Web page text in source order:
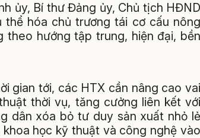
ủy, Bí thư Đảng ủy, Chủ tịch HĐND
hóa chủ trương tái cơ cấu nông
theo hướng tập trung, hiện đại, bền
gian tới, các HTX cần nâng cao vai
thời vụ, tăng cưởng liên kết với
dân xóa bỏ tư duy sản xuất nhỏ lẻ
học kỹ thuật và công nghệ vào